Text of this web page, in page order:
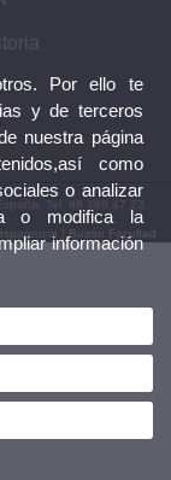
Tel. 96 386 47 23
Buzón Facultad
Por ello te
y de terceros
nuestra página
como
o analizar
o modifica la
información